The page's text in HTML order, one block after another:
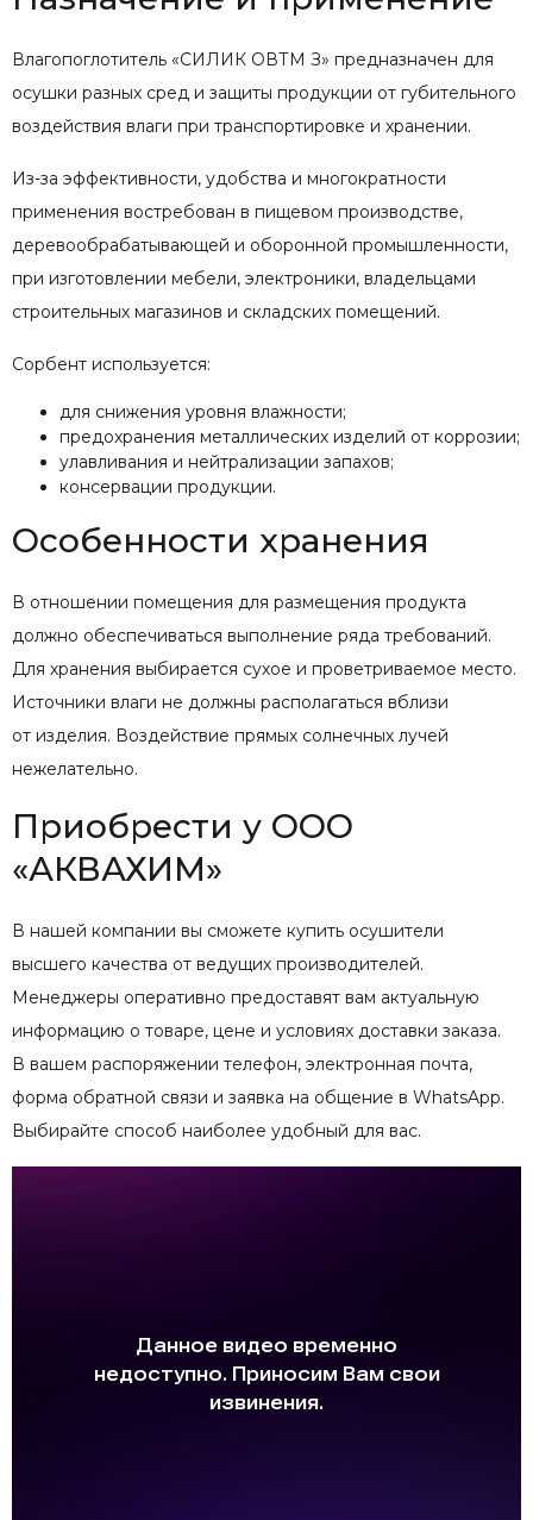
Влагопоглотитель «СИЛИК ОВТМ З» предназначен для
осушки разных сред и защиты продукции от губительного
воздействия влаги при транспортировке и хранении.
Из-за эффективности, удобства и многократности
применения востребован в пищевом производстве,
деревообрабатывающей и оборонной промышленности,
при изготовлении мебели, электроники, владельцами
строительных магазинов и складских помещений.
Сорбент используется:
для снижения уровня влажности;
предохранения металлических изделий от коррозии;
улавливания и нейтрализации запахов;
консервации продукции.
Особенности хранения
В отношении помещения для размещения продукта
должно обеспечиваться выполнение ряда требований.
Для хранения выбирается сухое и проветриваемое место.
Источники влаги не должны располагаться вблизи
от изделия. Воздействие прямых солнечных лучей
нежелательно.
Приобрести у ООО
«АКВАХИМ»
В нашей компании вы сможете купить осушители
высшего качества от ведущих производителей.
Менеджеры оперативно предоставят вам актуальную
информацию о товаре, цене и условиях доставки заказа.
В вашем распоряжении телефон, электронная почта,
форма обратной связи и заявка на общение в WhatsApp.
Выбирайте способ наиболее удобный для вас.